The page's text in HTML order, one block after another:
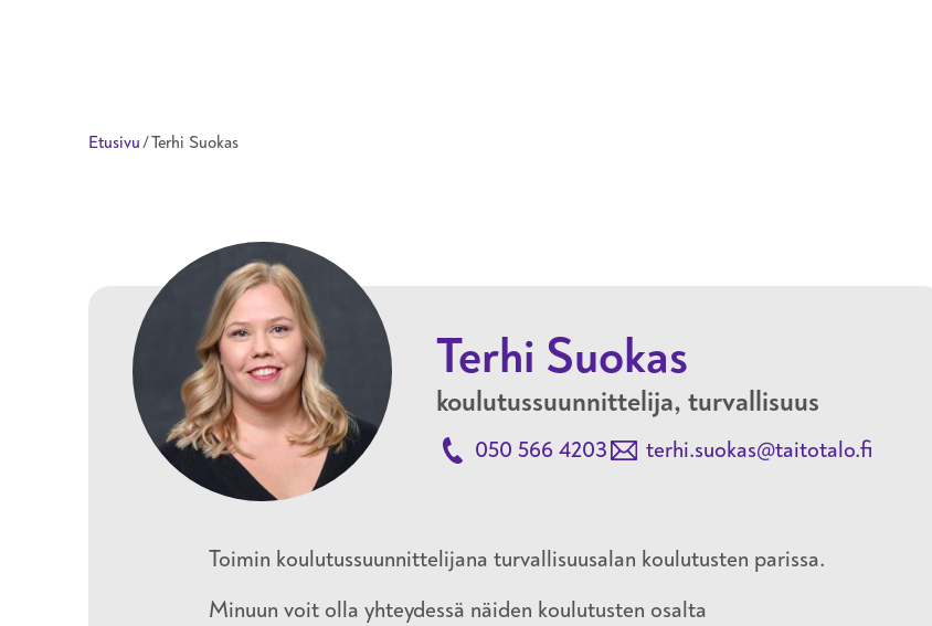
Etusivu/Terhi Suokas
Terhi Suokas
koulutussuunnittelija, turvallisuus
050 566 4203 terhi.suokas@taitotalo.fi
Toimin koulutussuunnittelijana turvallisuusalan koulutusten parissa.
Minuun voit olla yhteydessä näiden koulutusten osalta